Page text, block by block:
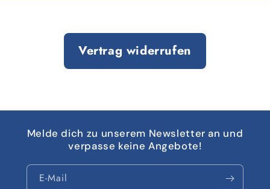
Vertrag widerrufen
Melde dich zu unserem Newsletter an und
verpasse keine Angebote!
E-Mail